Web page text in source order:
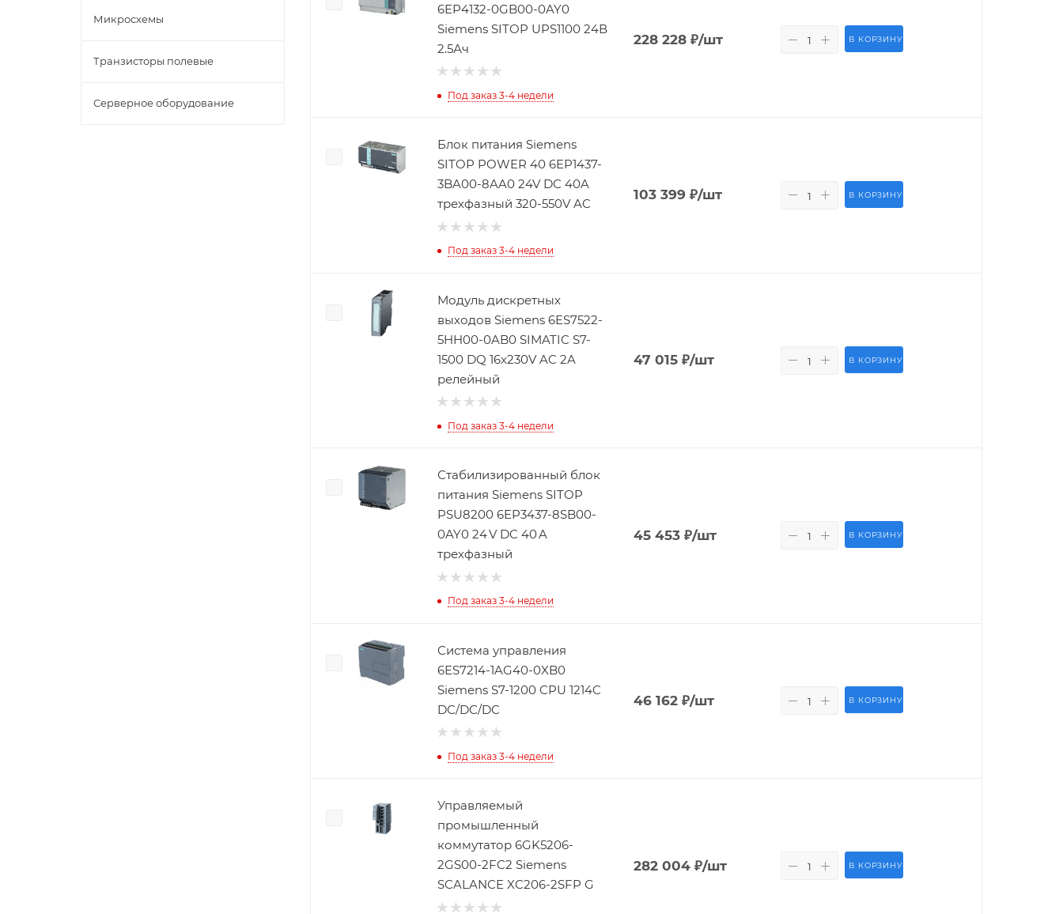
6EP4132-0GB00-0AY0
Siemens SITOP UPS1100 24В
2.5Ач
Под заказ 3-4 недели
228 228₽/шт В КОРЗИНУ
Блок питания Siemens
SITOP POWER 40 6EP1437-
3BA00-8AA0 24V DC 40A
трехфазный 320-550V AC
Под заказ 3-4 недели
103 399 ₽/шт В КОРЗИНУ
Модуль дискретных
выходов Siemens 6ES7522-
5HH00-0AB0 SIMATIC S7-
1500 DQ 16x230V AC 2A
релейный
Под заказ 3-4 недели
47 015₽/шт В КОРЗИНУ
Стабилизированный блок
питания Siemens SITOP
PSU8200 6EP3437-8SB00-
0AY0 24 V DC 40 A
трехфазный
Под заказ 3-4 недели
45 453₽/шт В КОРЗИНУ
Система управления
6ES7214-1AG40-0XB0
Siemens S7-1200 CPU 1214C
DC/DC/DC
Под заказ 3-4 недели
46 162₽/шт В КОРЗИНУ
Управляемый
промышленный
коммутатор 6GK5206-
2GS00-2FC2 Siemens
SCALANCE XC206-2SFP G
282 004₽/шт В КОРЗИНУ
Микросхемы
Транзисторы полевые
Серверное оборудование